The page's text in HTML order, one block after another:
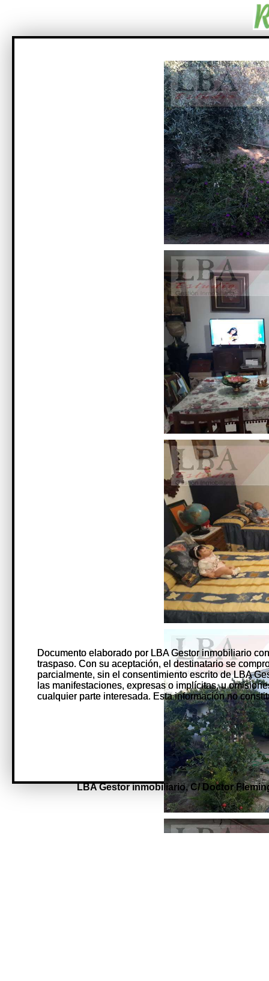
Documento elaborado por LBA Gestor inmobiliario
traspaso. Con su aceptación, el destinatario se
parcialmente, sin el consentimiento escrito de LBA
las manifestaciones, expresas o implícitas, u
cualquier parte interesada. Esta información no
Documento elaborado por LBA Gestor inmobiliario
traspaso. Con su aceptación, el destinatario se
parcialmente, sin el consentimiento escrito de LBA
las manifestaciones, expresas o implícitas, u
cualquier parte interesada. Esta información no
LBA Gestor inmobiliario,C/ Doctor